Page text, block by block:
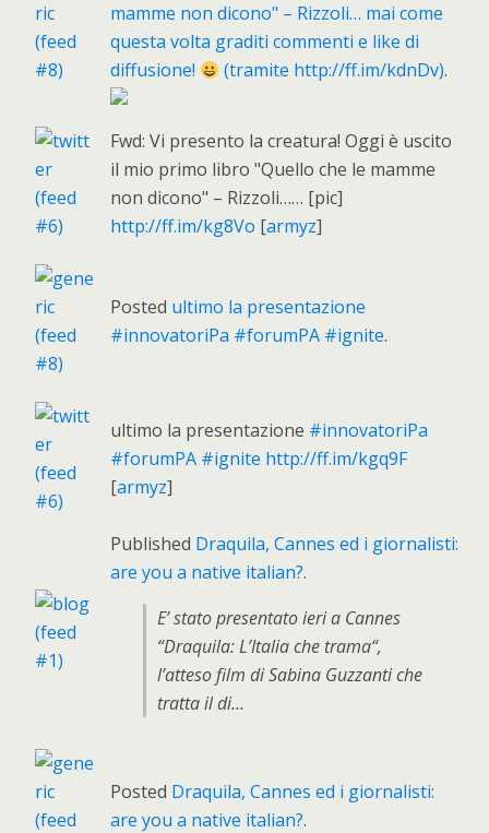
mamme non dicono" – Rizzoli… mai come
questa volta graditi commenti e like di
diffusione!
(tramite http://ff.im/kdnDv).
Fwd: Vi presento la creatura! Oggi è uscito
il mio primo libro "Quello che le mamme
non dicono" – Rizzoli…… [pic]
http://ff.im/kg8Vo [armyz]
Posted ultimo la presentazione
#innovatoriPa #forumPA #ignite.
ultimo la presentazione #innovatoriPa
#forumPA #ignite http://ff.im/kgq9F
[armyz]
Published Draquila, Cannes ed i giornalisti:
are you a native italian?.
E’ stato presentato ieri a Cannes
“Draquila: L’Italia che trama“,
l’atteso film di Sabina Guzzanti che
tratta il di…
Posted Draquila, Cannes ed i giornalisti:
are you a native italian?.